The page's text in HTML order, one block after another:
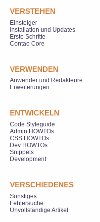
VERSTEHEN
Einsteiger
Installation und Updates
Erste Schritte
Contao Core
VERWENDEN
Anwender und Redakteure
Erweiterungen
ENTWICKELN
Code Styleguide
Admin HOWTOs
CSS HOWTOs
Dev HOWTOs
Snippets
Development
VERSCHIEDENES
Sonstiges
Fehlersuche
Unvollständige Artikel